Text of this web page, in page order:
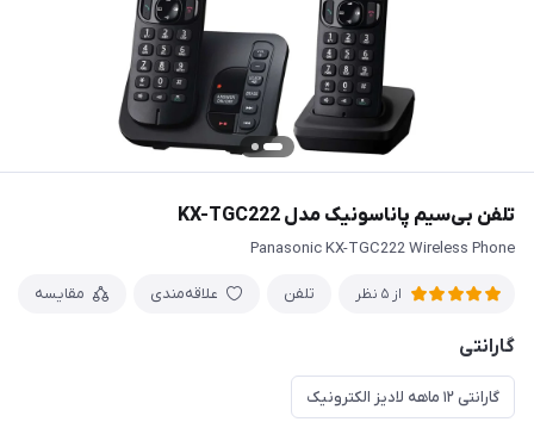
تلفن بی‌سیم پاناسونیک مدل KX-TGC222
Panasonic KX-TGC222 Wireless Phone
از 5 نظر تلفن علاقه‌مندی مقایسه
گارانتی
گارانتی ۱۲ ماهه لادیز الکترونیک